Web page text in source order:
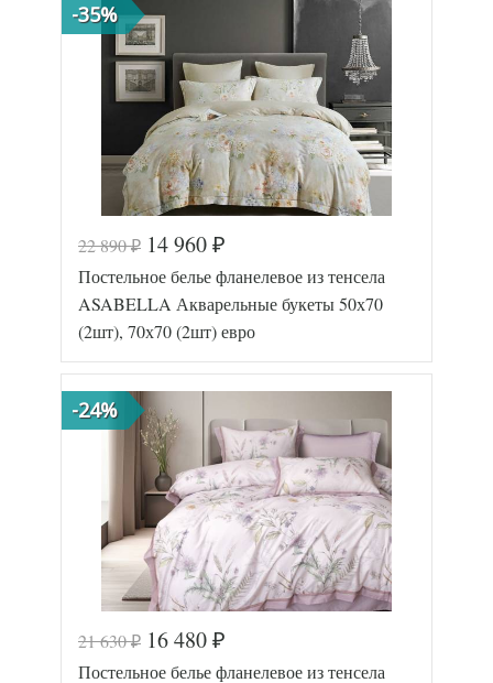
-35%
Код товара
577-247
Артикул
2284-6/a
22 890₽ 14 960 ₽
Постельное белье фланелевое из тенсела
ASABELLA Акварельные букеты 50х70
(2шт), 70х70 (2шт) евро
-24%
21 630₽ 16 480 ₽
Постельное белье фланелевое из тенсела